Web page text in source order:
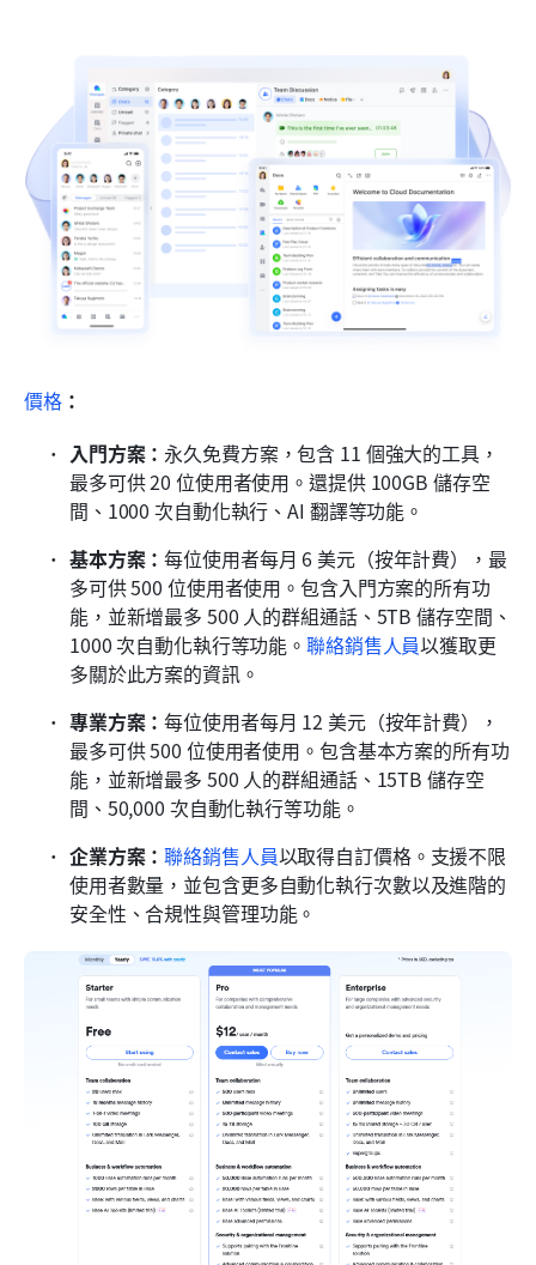
價格：
入門方案： 永久免費方案，包含 11 個強大的工具，
最多可供 20 位使用者使用。還提供 100GB 儲存空
間、1000 次自動化執行、AI 翻譯等功能。
基本方案：每位使用者每月 6 美元（按年計費），最
多可供 500 位使用者使用。包含入門方案的所有功
能，並新增最多 500 人的群組通話、5TB 儲存空間、
1000 次自動化執行等功能。聯絡銷售人員以獲取更
多關於此方案的資訊。
專業方案：每位使用者每月 12 美元（按年計費），
最多可供 500 位使用者使用。包含基本方案的所有功
能，並新增最多 500 人的群組通話、15TB 儲存空
間、50,000 次自動化執行等功能。
企業方案：聯絡銷售人員以取得自訂價格。支援不限
使用者數量，並包含更多自動化執行次數以及進階的
安全性、合規性與管理功能。